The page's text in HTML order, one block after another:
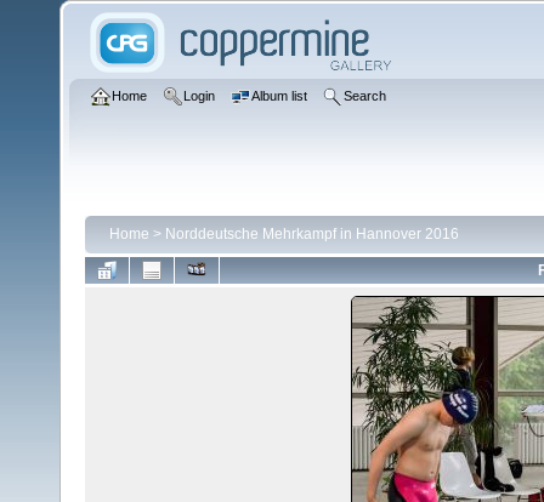
Home Login Album list Search
Home > Norddeutsche Mehrkampf in Hannover 2016